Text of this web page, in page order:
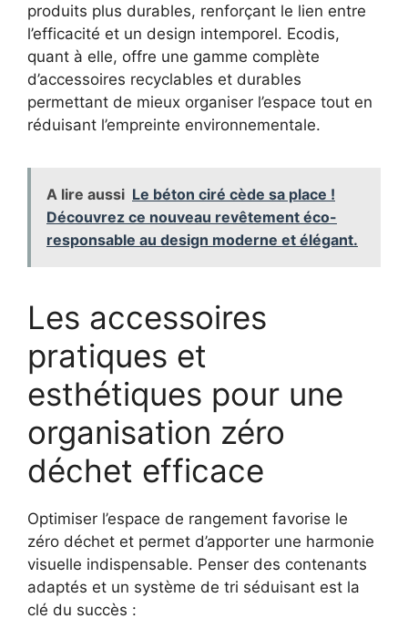
produits plus durables, renforçant le lien entre
l’efficacité et un design intemporel. Ecodis,
quant à elle, offre une gamme complète
d’accessoires recyclables et durables
permettant de mieux organiser l’espace tout en
réduisant l’empreinte environnementale.
A lire aussi Le béton ciré cède sa place !
Découvrez ce nouveau revêtement éco-
responsable au design moderne et élégant.
Les accessoires
pratiques et
esthétiques pour une
organisation zéro
déchet efficace
Optimiser l’espace de rangement favorise le
zéro déchet et permet d’apporter une harmonie
visuelle indispensable. Penser des contenants
adaptés et un système de tri séduisant est la
clé du succès :